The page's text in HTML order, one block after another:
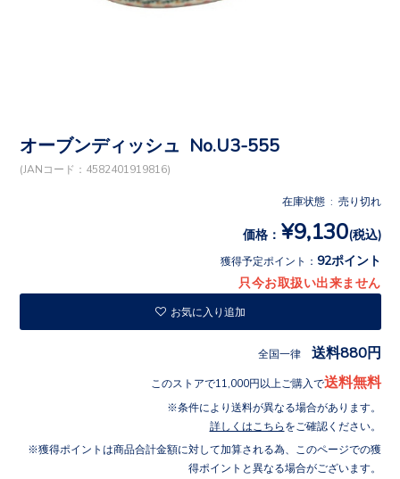
オーブンディッシュ No.U3-555
(JANコード：4582401919816)
在庫状態 : 売り切れ
価格： ¥9,130(税込)
獲得予定ポイント： 92ポイント
只今お取扱い出来ません
お気に入り追加
全国一律 送料880円
このストアで11,000円以上ご購入で送料無料
条件により送料が異なる場合があります。
詳しくはこちら をご確認ください。
獲得ポイントは商品合計金額に対して加算される為、このページでの獲
得ポイントと異なる場合がございます。